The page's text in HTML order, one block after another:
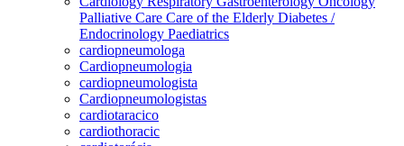
Palliative Care Care of the Elderly Diabetes /
Endocrinology Paediatrics
cardiopneumologa
Cardiopneumologia
cardiopneumologista
Cardiopneumologistas
cardiotaracico
cardiothoracic